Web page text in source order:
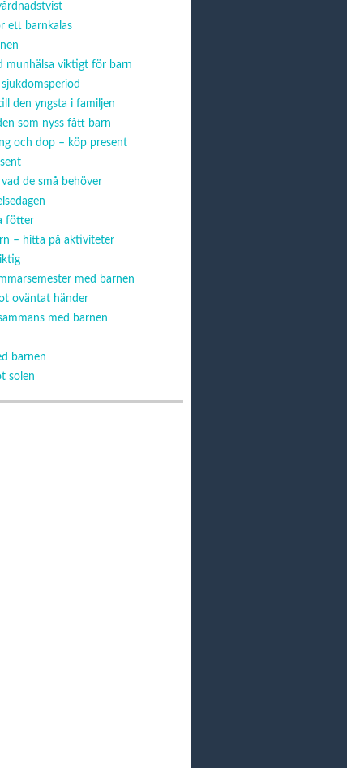
ett barnkalas
munhälsa viktigt för barn
den yngsta i familjen
som nyss fått barn
och dop – köp present
de små behöver
fötter
– hitta på aktiviteter
med barnen
oväntat händer
med barnen
barnen
solen